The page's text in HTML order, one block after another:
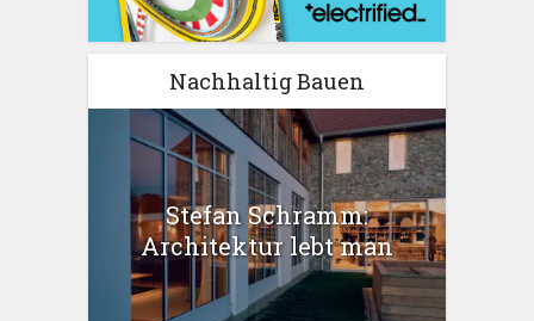
Nachhaltig Bauen
Stefan Schramm:
Architektur lebt man